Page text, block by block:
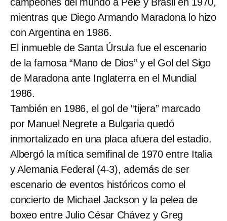
mientras que Diego Armando Maradona lo hizo
con Argentina en 1986.
El inmueble de Santa Úrsula fue el escenario
de la famosa “Mano de Dios” y el Gol del Sigo
de Maradona ante Inglaterra en el Mundial
1986.
También en 1986, el gol de “tijera” marcado
por Manuel Negrete a Bulgaria quedó
inmortalizado en una placa afuera del estadio.
Albergó la mítica semifinal de 1970 entre Italia
y Alemania Federal (4-3), además de ser
escenario de eventos históricos como el
concierto de Michael Jackson y la pelea de
boxeo entre Julio César Chávez y Greg